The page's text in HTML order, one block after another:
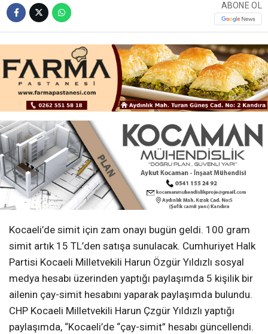
ABONE OL
Kocaeli’de simit için zam onayı bugün geldi. 100 gram
simit artık 15 TL’den satışa sunulacak. Cumhuriyet Halk
Partisi Kocaeli Milletvekili Harun Özgür Yıldızlı sosyal
medya hesabı üzerinden yaptığı paylaşımda 5 kişilik bir
ailenin çay-simit hesabını yaparak paylaşımda bulundu.
CHP Kocaeli Milletvekili Harun Çzgür Yıldızlı yaptığı
paylaşımda, “Kocaeli’de “çay-simit” hesabı güncellendi.